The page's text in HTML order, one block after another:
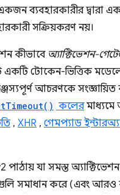
ব্যবহারকারীর দ্বারা
সক্রিয়করণ নয়।
কীভাবে অ্যাক্টিভেশন-
একটি টোকেন-ভিত্তিক
আচরণকে
কলেরমাধ্যমে
, XHR , গেমপ্যাড
পাঠায় যা সমস্ত
সমাধান করে (এবং